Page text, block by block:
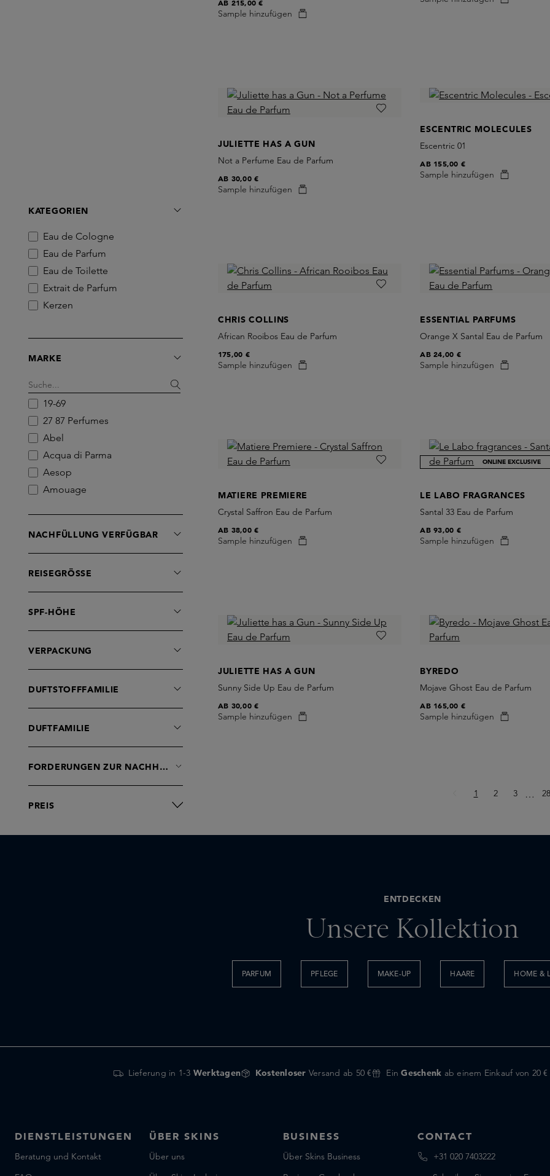
KATEGORIEN
Eau de Cologne
Eau de Parfum
Eau de Toilette
Extrait de Parfum
Kerzen
MARKE
19-69
27 87 Perfumes
Abel
Acqua di Parma
Aesop
Amouage
Antinomie
Aqualis
Atelier Materi
BDK Parfums
Brume Orpin
CLEAN BEAUTY
Caron
Casa Far Niente
Comme des Garcons
Frederic Malle
Fugazzi
NACHFÜLLUNG VERFÜGBAR
REISEGRÖSSE
SPF-HÖHE
VERPACKUNG
DUFTSTOFFFAMILIE
DUFTFAMILIE
FORDERUNGEN ZUR NACHHALTIGKEIT
PREIS
Sample hinzufügen
AB 215,00 €
JULIETTE HAS A GUN
Not a Perfume Eau de Parfum
Sample hinzufügen
AB 30,00 €
ESCENTRIC MOLECULES
Escentric 01
Sample hinzufügen
AB 155,00 €
CHRIS COLLINS
African Rooibos Eau de Parfum
Sample hinzufügen
175,00 €
ESSENTIAL PARFUMS
Orange X Santal Eau de Parfum
Sample hinzufügen
AB24,00 €
MATIERE PREMIERE
Crystal Saffron Eau de Parfum
Sample hinzufügen
AB 38,00 €
ONLINE EXCLUSIVE
LE LABO FRAGRANCES
Santal 33 Eau de Parfum
Sample hinzufügen
AB93,00 €
JULIETTE HAS A GUN
Sunny Side Up Eau de Parfum
Sample hinzufügen
AB 30,00 €
BYREDO
Mojave Ghost Eau de Parfum
Sample hinzufügen
AB 165,00 €
Seite
1 Seite
2 Seite
3 Ellipsis
… 28
ENTDECKEN
Unsere Kollektion
PARFUM PFLEGE MAKE-UP HAARE HOME &
Lieferung in 1-3 Werktagen Kostenloser Versand ab 50 € EinGeschenk ab einem Einkauf von 20 €
DIENSTLEISTUNGEN
Beratung und Kontakt
ÜBER SKINS
Über uns
BUSINESS
Über Skins Business
CONTACT
+31 020 7403222